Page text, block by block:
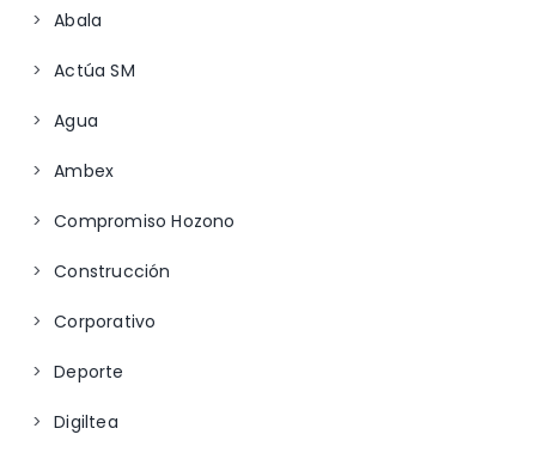
Abala
Actúa SM
Agua
Ambex
Compromiso Hozono
Construcción
Corporativo
Deporte
Digiltea